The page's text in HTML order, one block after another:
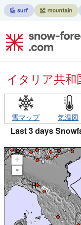
イタリア共
雪マップ 気温図
Last 3 days
+
-